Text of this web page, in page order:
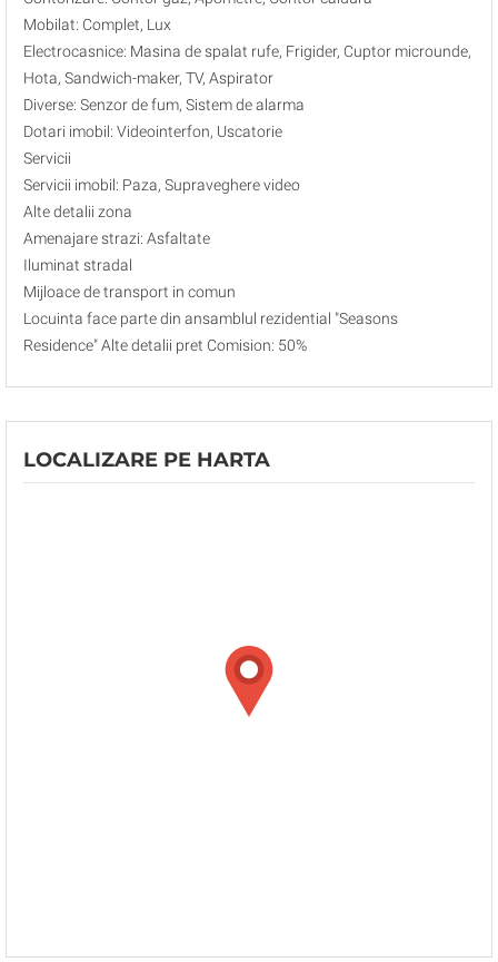
Mobilat: Complet, Lux
Electrocasnice: Masina de spalat rufe, Frigider, Cuptor microunde,
Hota, Sandwich-maker, TV, Aspirator
Diverse: Senzor de fum, Sistem de alarma
Dotari imobil: Videointerfon, Uscatorie
Servicii
Servicii imobil: Paza, Supraveghere video
Alte detalii zona
Amenajare strazi: Asfaltate
Iluminat stradal
Mijloace de transport in comun
Locuinta face parte din ansamblul rezidential "Seasons
Residence" Alte detalii pret Comision: 50%
LOCALIZARE PE HARTA